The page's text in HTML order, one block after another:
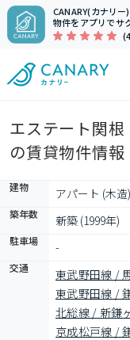
CANARY(カナリー)
物件をアプリでサ
エステート関根
の賃貸物件情報
建物 アパート (木造)
築年数 新築 (1999年)
駐車場 -
交通 東武野田線 /
東武野田線 /
北総線 / 新鎌
京成松戸線 /